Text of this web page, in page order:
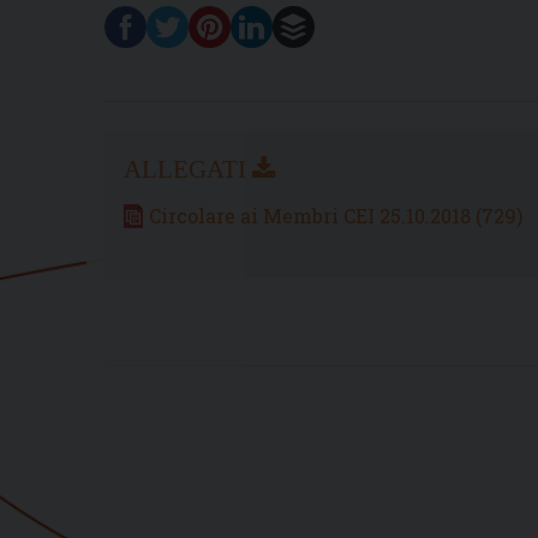
Circolare ai Membri CEI 25.10.2018 (729)